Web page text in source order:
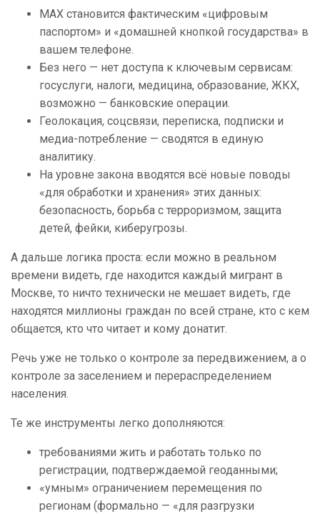
MAX становится фактическим «цифровым
паспортом» и «домашней кнопкой государства» в
вашем телефоне.
Без него — нет доступа к ключевым сервисам:
госуслуги, налоги, медицина, образование, ЖКХ,
возможно — банковские операции.
Геолокация, соцсвязи, переписка, подписки и
медиа-потребление — сводятся в единую
аналитику.
На уровне закона вводятся всё новые поводы
«для обработки и хранения» этих данных:
безопасность, борьба с терроризмом, защита
детей, фейки, киберугрозы.
А дальше логика проста: если можно в реальном
времени видеть, где находится каждый мигрант в
Москве, то ничто технически не мешает видеть, где
находятся миллионы граждан по всей стране, кто с кем
общается, кто что читает и кому донатит.
Речь уже не только о контроле за передвижением, а о
контроле за заселением и перераспределением
населения.
Те же инструменты легко дополняются:
требованиями жить и работать только по
регистрации, подтверждаемой геоданными;
«умным» ограничением перемещения по
регионам (формально — «для разгрузки